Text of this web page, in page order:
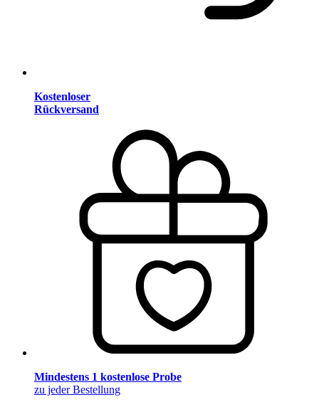
Kostenloser
Rückversand
Mindestens 1 kostenlose Probe
zu jeder Bestellung